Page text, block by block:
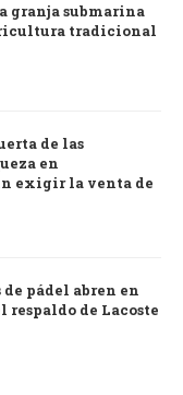
granja submarina
tradicional
de las
en
exigir la venta de
de pádel abren en
respaldo de Lacoste